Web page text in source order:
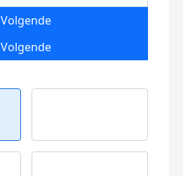
Volgende
Volgende